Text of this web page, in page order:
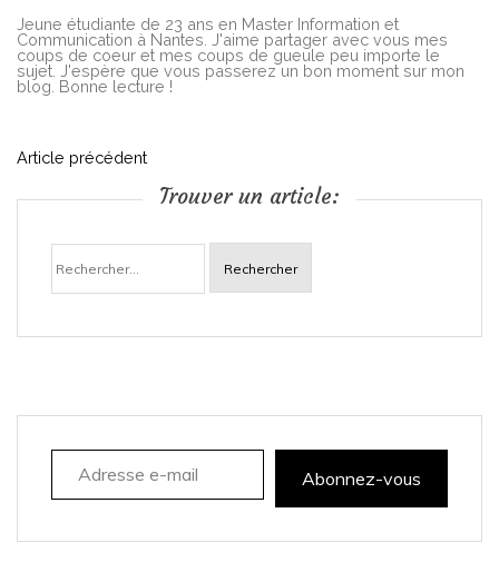
Jeune étudiante de 23 ans en Master Information et
Communication à Nantes. J'aime partager avec vous mes
coups de coeur et mes coups de gueule peu importe le
sujet. J'espère que vous passerez un bon moment sur mon
blog. Bonne lecture !
N
i
a
Article précédent
Trouver un article:
Rechercher :
Adresse e-mail
Abonnez-vous